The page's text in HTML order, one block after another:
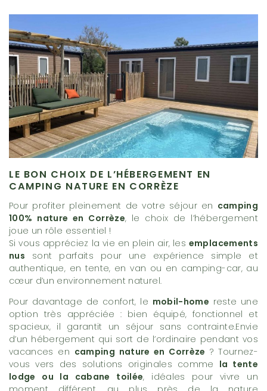
LE BON CHOIX DE L’HÉBERGEMENT EN
CAMPING NATURE EN CORRÈZE
Pour profiter pleinement de votre séjour en camping
100% nature en Corrèze, le choix de l’hébergement
joue un rôle essentiel !
Si vous appréciez la vie en plein air, les emplacements
nus sont parfaits pour une expérience simple et
authentique, en tente, en van ou en camping-car, au
cœur d’un environnement naturel.
Pour davantage de confort, le mobil-home reste une
option très appréciée : bien équipé, fonctionnel et
spacieux, il garantit un séjour sans contrainte.Envie
d’un hébergement qui sort de l’ordinaire pendant vos
vacances en camping nature en Corrèze ? Tournez-
vous vers des solutions originales comme la tente
lodge ou la cabane toilée, idéales pour vivre un